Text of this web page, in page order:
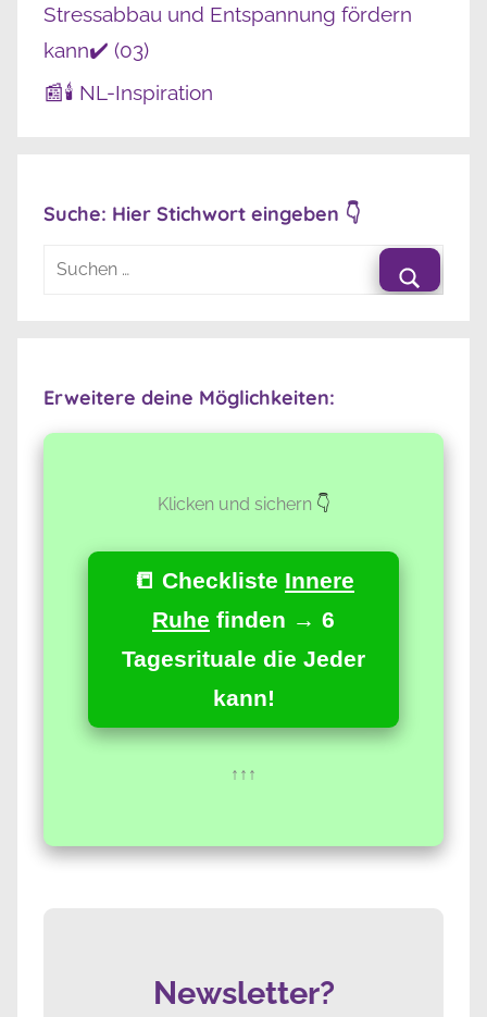
Stressabbau und Entspannung fördern
kann✔️ (03)
📰🕯️ NL-Inspiration
Suche: Hier Stichwort eingeben 👇
Suchen
Erweitere deine Möglichkeiten:
Klicken und sichern👇
📒 Checkliste Innere
Ruhe finden → 6
Tagesrituale die Jeder
kann!
↑↑↑
Newsletter?